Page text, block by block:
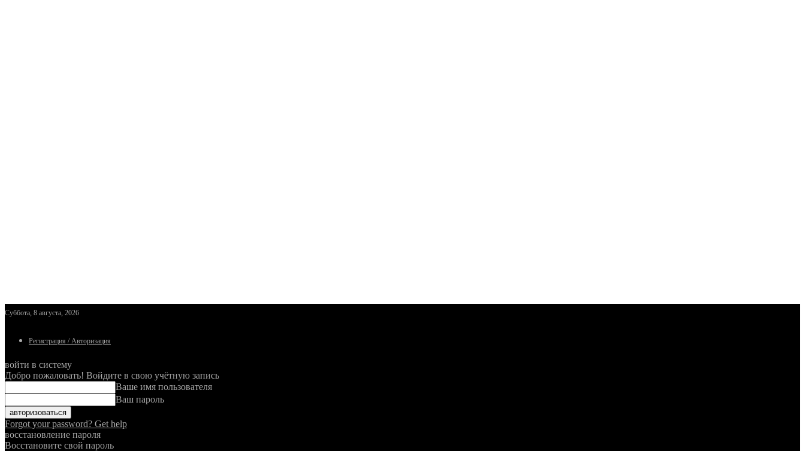
Суббота, 8 августа, 2026
Регистрация / Авторизация
войти в систему
Добро пожаловать! Войдите в свою учётную запись
Ваше имя пользователя
Ваш пароль
Forgot your password? Get help
восстановление пароля
Восстановите свой пароль